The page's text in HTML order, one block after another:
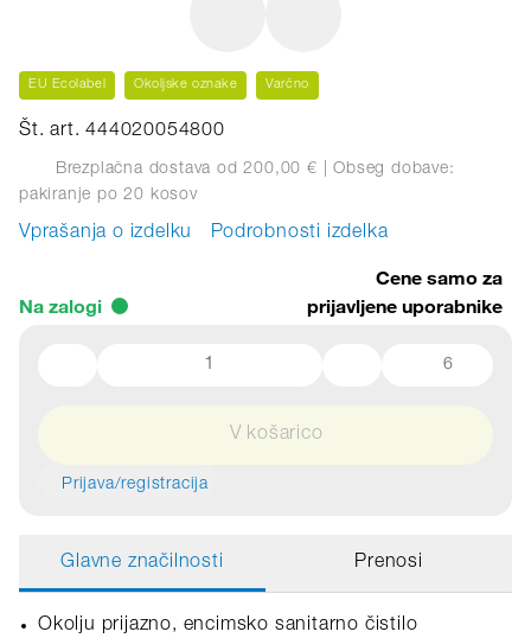
EU Ecolabel Okoljske oznake Varčno
Št. art. 444020054800
Brezplačna dostava od 200,00 € | Obseg dobave:
pakiranje po 20 kosov
Vprašanja o izdelku Podrobnosti izdelka
Na zalogi
Cene samo za
prijavljene uporabnike
6
V košarico
Prijava/registracija
Glavne značilnosti Prenosi
Okolju prijazno, encimsko sanitarno čistilo